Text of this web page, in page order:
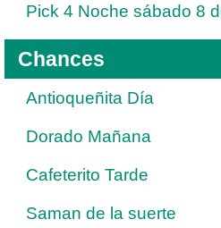
Pick 4 Noche sábado 8
Chances
Antioqueñita Día
Dorado Mañana
Cafeterito Tarde
Saman de la suerte